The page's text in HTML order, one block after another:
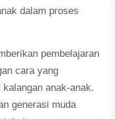
dalam proses
pembelajaran
cara yang
anak-anak.
generasi muda